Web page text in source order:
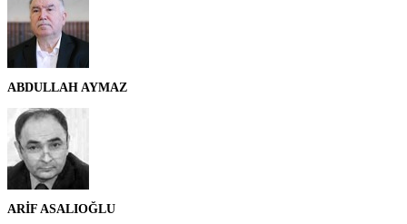
ABDULLAH AYMAZ
ARİF ASALIOĞLU